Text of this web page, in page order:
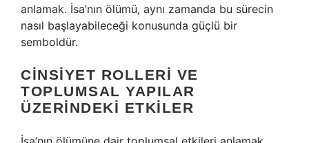
anlamak. İsa’nın ölümü, aynı zamanda bu sürecin
nasıl başlayabileceği konusunda güçlü bir
semboldür.
CINSIYET ROLLERI VE
TOPLUMSAL YAPILAR
ÜZERINDEKI ETKILER